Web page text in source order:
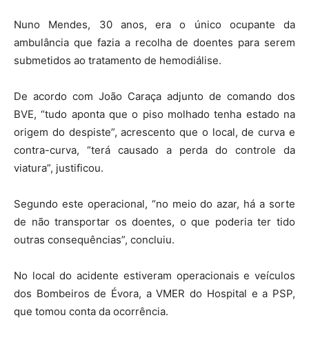
Nuno Mendes, 30 anos, era o único ocupante da
ambulância que fazia a recolha de doentes para serem
submetidos ao tratamento de hemodiálise.
De acordo com João Caraça adjunto de comando dos
BVE, “tudo aponta que o piso molhado tenha estado na
origem do despiste”, acrescento que o local, de curva e
contra-curva, “terá causado a perda do controle da
viatura”, justificou.
Segundo este operacional, “no meio do azar, há a sorte
de não transportar os doentes, o que poderia ter tido
outras consequências”, concluiu.
No local do acidente estiveram operacionais e veículos
dos Bombeiros de Évora, a VMER do Hospital e a PSP,
que tomou conta da ocorrência.